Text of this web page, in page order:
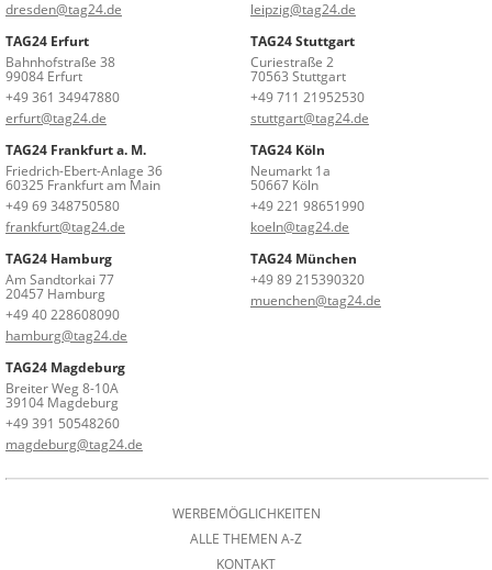
dresden@tag24.de
leipzig@tag24.de
TAG24 Erfurt
Bahnhofstraße 38
99084 Erfurt
+49 361 34947880
erfurt@tag24.de
TAG24 Stuttgart
Curiestraße 2
70563 Stuttgart
+49 711 21952530
stuttgart@tag24.de
TAG24 Frankfurt a. M.
Friedrich-Ebert-Anlage 36
60325 Frankfurt am Main
+49 69 348750580
frankfurt@tag24.de
TAG24 Köln
Neumarkt 1a
50667 Köln
+49 221 98651990
koeln@tag24.de
TAG24 Hamburg
Am Sandtorkai 77
20457 Hamburg
+49 40 228608090
hamburg@tag24.de
TAG24 München
+49 89 215390320
muenchen@tag24.de
TAG24 Magdeburg
Breiter Weg 8-10A
39104 Magdeburg
+49 391 50548260
magdeburg@tag24.de
WERBEMÖGLICHKEITEN
ALLE THEMEN A-Z
KONTAKT